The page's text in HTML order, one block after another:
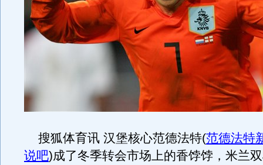
搜狐体育讯 汉堡核心范德法特(范德法特
说吧)成了冬季转会市场上的香饽饽，米兰